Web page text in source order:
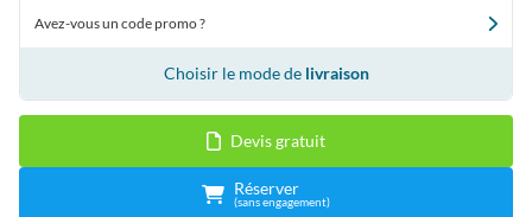
Avez-vous un code promo ?
Choisir le mode de livraison
Devis gratuit
Réserver
(sans engagement)